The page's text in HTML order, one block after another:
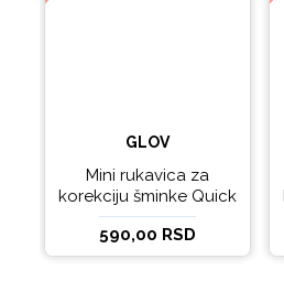
GLOV
Mini rukavica za
korekciju šminke Quick
Treat Ivory
590,00 RSD